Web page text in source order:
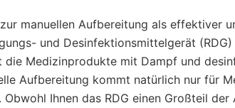
manuellen Aufbereitung als effektiver
und Desinfektionsmittelgerät
die Medizinprodukte mit Dampf und
Aufbereitung kommt natürlich nur für
Ihnen das RDG einen Großteil